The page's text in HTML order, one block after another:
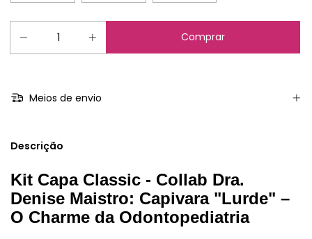
Meios de envio
Descrição
Kit Capa Classic - Collab Dra.
Denise Maistro: Capivara "Lurde" –
O Charme da Odontopediatria